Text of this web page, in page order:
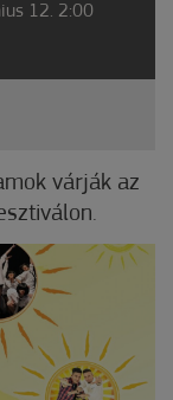
12. 2:00
várják az